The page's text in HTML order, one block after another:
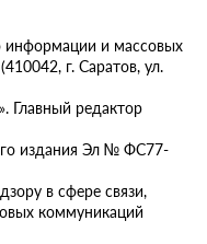
информации и массовых
г. Саратов, ул.
редактор
издания Эл № ФС77-
в сфере связи,
коммуникаций